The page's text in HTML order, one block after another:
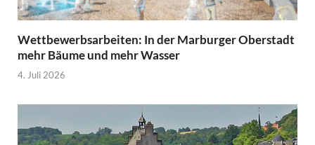
Wettbewerbsarbeiten: In der Marburger Oberstadt
mehr Bäume und mehr Wasser
4. Juli 2026